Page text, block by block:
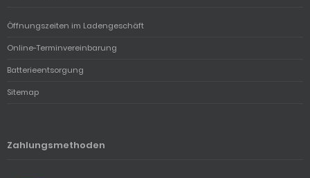
Öffnungszeiten im Ladengeschäft
Online-Terminvereinbarung
Batterieentsorgung
Sitemap
Zahlungsmethoden